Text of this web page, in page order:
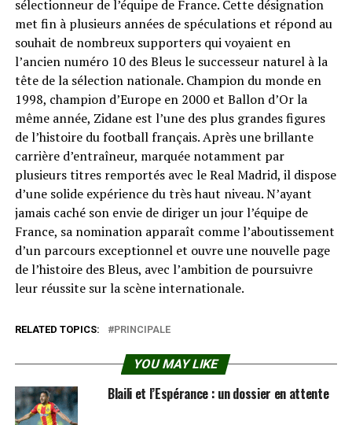
sélectionneur de l’équipe de France. Cette désignation
met fin à plusieurs années de spéculations et répond au
souhait de nombreux supporters qui voyaient en
l’ancien numéro 10 des Bleus le successeur naturel à la
tête de la sélection nationale. Champion du monde en
1998, champion d’Europe en 2000 et Ballon d’Or la
même année, Zidane est l’une des plus grandes figures
de l’histoire du football français. Après une brillante
carrière d’entraîneur, marquée notamment par
plusieurs titres remportés avec le Real Madrid, il dispose
d’une solide expérience du très haut niveau. N’ayant
jamais caché son envie de diriger un jour l’équipe de
France, sa nomination apparaît comme l’aboutissement
d’un parcours exceptionnel et ouvre une nouvelle page
de l’histoire des Bleus, avec l’ambition de poursuivre
leur réussite sur la scène internationale.
RELATED TOPICS: PRINCIPALE
YOU MAY LIKE
Blaili et l’Espérance : un dossier en attente